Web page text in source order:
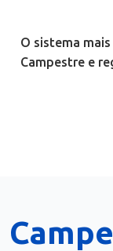
O sistema
Campestre e